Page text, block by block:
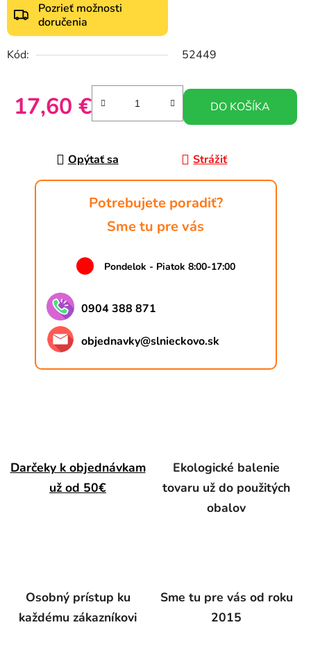
Pozrieť možnosti
doručenia
Kód: 52449
17,60 € DO KOŠÍKA
Opýtať sa Strážiť
Potrebujete poradiť?
Sme tu pre vás
Pondelok - Piatok 8:00-17:00
0904 388 871
objednavky@slnieckovo.sk
Darčeky k objednávkam
už od 50€
Ekologické balenie
tovaru už do použitých
obalov
Osobný prístup ku
každému zákazníkovi
Sme tu pre vás od roku
2015